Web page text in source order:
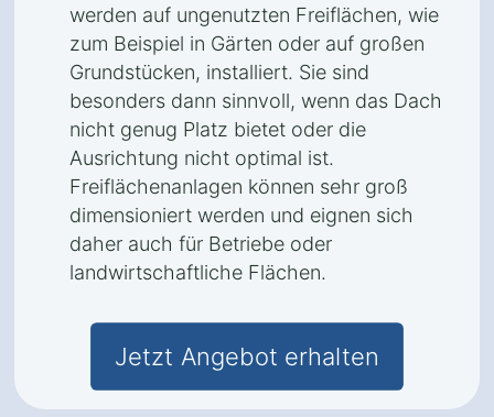
werden auf ungenutzten Freiflächen, wie
zum Beispiel in Gärten oder auf großen
Grundstücken, installiert. Sie sind
besonders dann sinnvoll, wenn das Dach
nicht genug Platz bietet oder die
Ausrichtung nicht optimal ist.
Freiflächenanlagen können sehr groß
dimensioniert werden und eignen sich
daher auch für Betriebe oder
landwirtschaftliche Flächen.
Jetzt Angebot erhalten